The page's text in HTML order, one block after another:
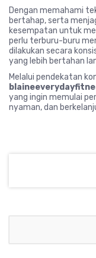
Dengan memahami
bertahap, serta
kesempatan untuk
perlu terburu-buru
dilakukan secara
yang lebih bertahan
Melalui pendekatan
yang ingin memulai
nyaman, dan